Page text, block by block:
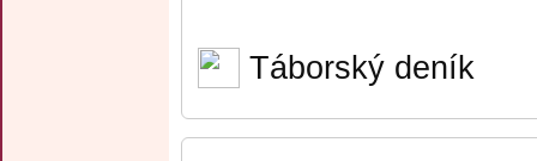
Táborský deník